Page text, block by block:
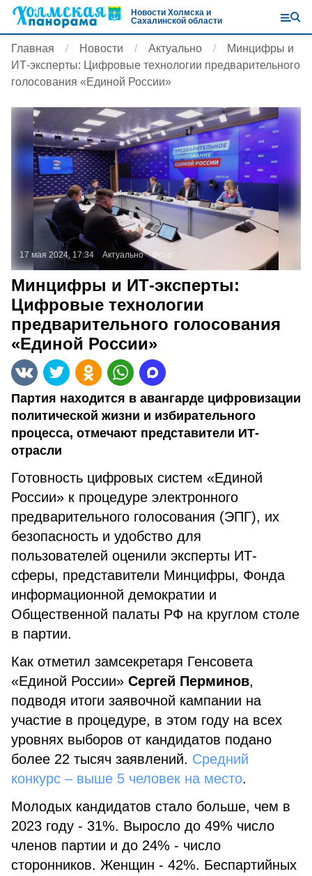
Новости Холмска и
Сахалинской области
Главная Новости Актуально
Минцифры и
ИТ-эксперты: Цифровые технологии предварительного
голосования «Единой России»
17 мая 2024, 17:34 Актуально Фото:
Минцифры и ИТ-эксперты:
Цифровые технологии
предварительного голосования
«Единой России»
Партия находится в авангарде цифровизации
политической жизни и избирательного
процесса, отмечают представители ИТ-
отрасли
Готовность цифровых систем «Единой
России» к процедуре электронного
предварительного голосования (ЭПГ), их
безопасность и удобство для
пользователей оценили эксперты ИТ-
сферы, представители Минцифры, Фонда
информационной демократии и
Общественной палаты РФ на круглом столе
в партии.
Как отметил замсекретаря Генсовета
«Единой России» Сергей Перминов,
подводя итоги заявочной кампании на
участие в процедуре, в этом году на всех
уровнях выборов от кандидатов подано
более 22 тысяч заявлений. Средний
конкурс – выше 5 человек на место.
Молодых кандидатов стало больше, чем в
2023 году - 31%. Выросло до 49% число
членов партии и до 24% - число
сторонников. Женщин - 42%. Беспартийных